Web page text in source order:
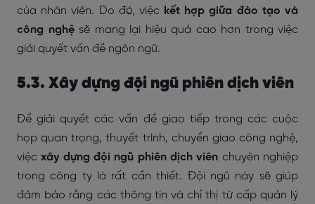
của nhân viên. Do đó, việc kết hợp giữa đào tạo và
công nghệsẽ mang lại hiệu quả cao hơn trong việc
giải quyết vấn đề ngôn ngữ.
5.3. Xây dựng đội ngũ phiên dịch viên
Để giải quyết các vấn đề giao tiếp trong các cuộc
họp quan trọng, thuyết trình, chuyển giao công nghệ,
việcxây dựng đội ngũ phiên dịch viên chuyên nghiệp
trong công ty là rất cần thiết. Đội ngũ này sẽ giúp
đảm bảo rằng các thông tin và chỉ thị từ cấp quản lý